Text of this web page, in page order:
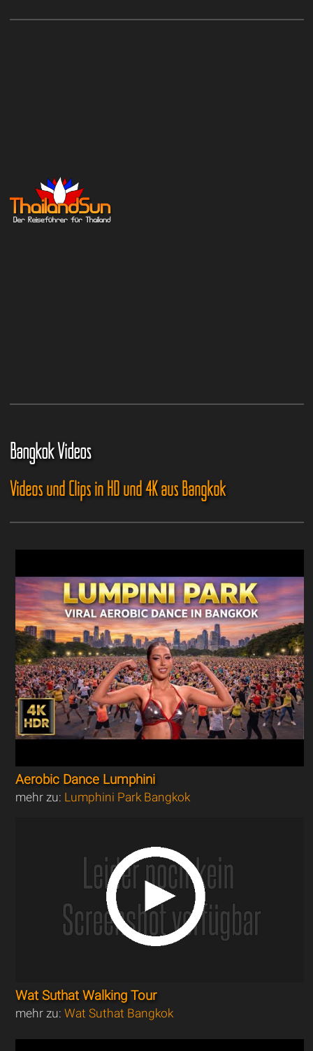
Bangkok Videos
Videos und Clips in HD und 4K aus Bangkok
Aerobic Dance Lumphini
mehr zu: Lumphini Park Bangkok
Wat Suthat Walking Tour
mehr zu:Wat Suthat Bangkok